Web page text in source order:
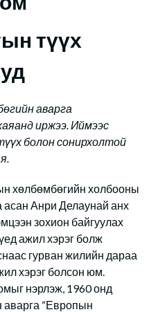
түүх
аварга
иржээ. Иймээс
болон сонирхолтой
хөлбөмбөгийн холбооны
асан Анри Делаунай анх
зохион байгуулах
ажил хэрэг болж
гурван жилийн дараа
хэрэг болсон юм.
нэрлэж, 1960 онд
“Европын